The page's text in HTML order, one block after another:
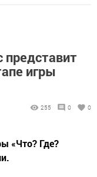
игры
255 0 0
«Что? Где?